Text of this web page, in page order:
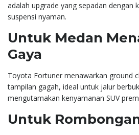
adalah upgrade yang sepadan dengan
suspensi nyaman.
Untuk Medan
Gaya
Toyota Fortuner menawarkan ground
tampilan gagah, ideal untuk jalur
mengutamakan kenyamanan SUV
Untuk